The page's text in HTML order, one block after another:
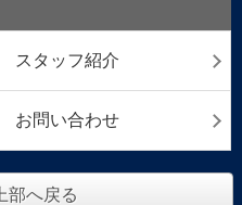
スタッフ紹介
お問い合わせ
部へ戻る